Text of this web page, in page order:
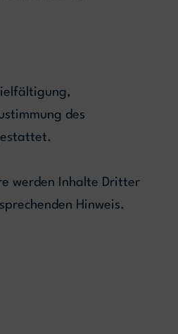
des
werden Inhalte Dritter
Hinweis.